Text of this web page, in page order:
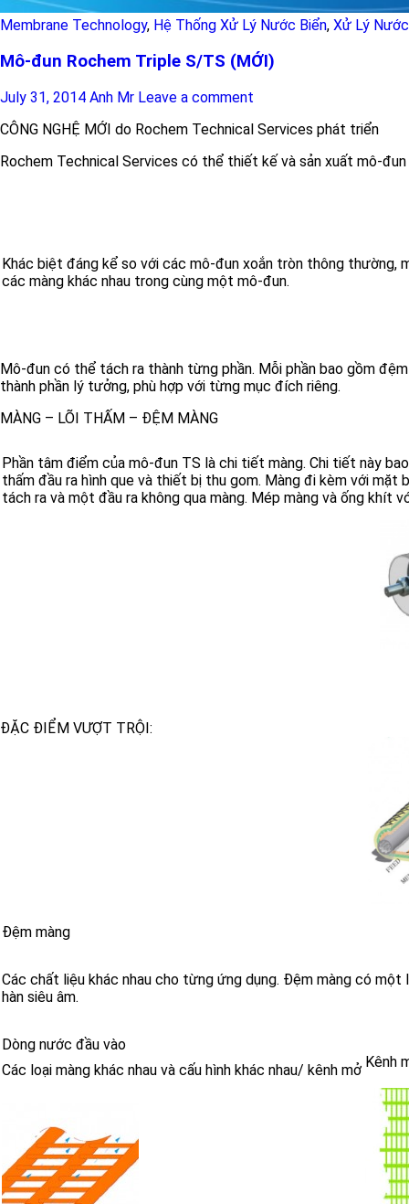
Membrane Technology, Hệ Thống Xử Lý Nước Biển, Xử Lý
Mô-đun Rochem Triple S/TS (MỚI)
July 31, 2014 Anh Mr Leave a comment
CÔNG NGHỆ MỚI do Rochem Technical Services phát triển
Rochem Technical Services có thể thiết kế và sản xuất mô-
Khác biệt đáng kể so với các mô-đun xoắn tròn thông thường,
các màng khác nhau trong cùng một mô-đun.
Mô-đun có thể tách ra thành từng phần. Mỗi phần bao gồm
thành phần lý tưởng, phù hợp với từng mục đích riêng.
MÀNG – LÕI THẤM – ĐỆM MÀNG
Phần tâm điểm của mô-đun TS là chi tiết màng. Chi tiết này
thấm đầu ra hình que và thiết bị thu gom. Màng đi kèm với
tách ra và một đầu ra không qua màng. Mép màng và ống khít
ĐẶC ĐIỂM VƯỢT TRỘI:
Đệm màng
Các chất liệu khác nhau cho từng ứng dụng. Đệm màng có
hàn siêu âm.
Dòng nước đầu vào
Các loại màng khác nhau và cấu hình khác nhau/ kênh mở Kênh